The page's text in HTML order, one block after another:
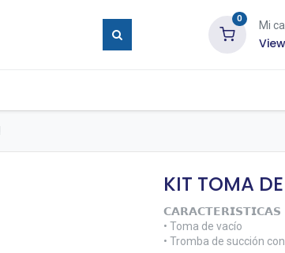
0
Mi
KIT TOMA
𝗖𝗔𝗥𝗔𝗖𝗧𝗘𝗥𝗜𝗦𝗧𝗜𝗖𝗔𝗦
• Toma de vacío
• Tromba de succión